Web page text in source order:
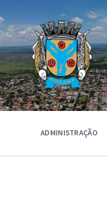
o
conteúdo
a
navegação
principal
o
rodapé
ADMINISTRAÇÃO